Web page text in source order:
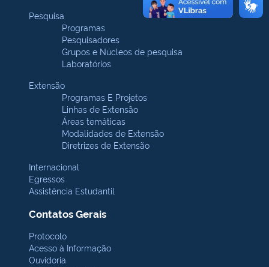
Pesquisa
Programas
Pesquisadores
Grupos e Núcleos de pesquisa
Laboratórios
Extensão
Programas E Projetos
Linhas de Extensão
Áreas temáticas
Modalidades de Extensão
Diretrizes de Extensão
Internacional
Egressos
Assistência Estudantil
Contatos Gerais
Protocolo
Acesso à Informação
Ouvidoria